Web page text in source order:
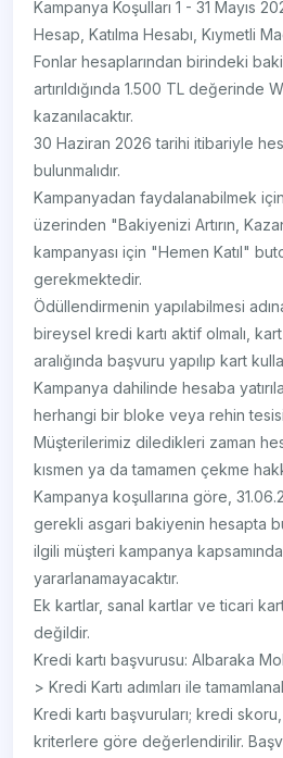
Kampanya Koşulları 1 - 31 Mayıs
Hesap, Katılma Hesabı, Kıymetli
Fonlar hesaplarından birindeki
artırıldığında 1.500 TL değerinde
kazanılacaktır.
30 Haziran 2026 tarihi itibariyle
bulunmalıdır.
Kampanyadan faydalanabilmek
üzerinden "Bakiyenizi Artırın,
kampanyası için "Hemen Katıl"
gerekmektedir.
Ödüllendirmenin yapılabilmesi
bireysel kredi kartı aktif olmalı,
aralığında başvuru yapılıp kart
Kampanya dahilinde hesaba
herhangi bir bloke veya rehin
Müşterilerimiz diledikleri zaman
kısmen ya da tamamen çekme
Kampanya koşullarına göre,
gerekli asgari bakiyenin hesapta
ilgili müşteri kampanya
yararlanamayacaktır.
Ek kartlar, sanal kartlar ve ticari
değildir.
Kredi kartı başvurusu: Albaraka
> Kredi Kartı adımları ile
Kredi kartı başvuruları; kredi
kriterlere göre değerlendirilir.